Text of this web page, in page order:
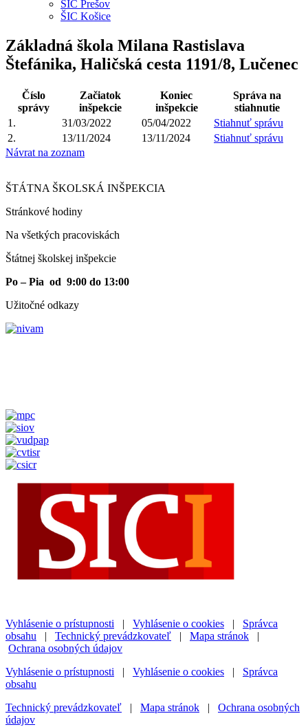
ŠIC Prešov
ŠIC Košice
Základná škola Milana Rastislava
Štefánika, Haličská cesta 1191/8, Lučenec
Číslo
správy
Začiatok
inšpekcie
Koniec
inšpekcie
Správa na
stiahnutie
1.
31/03/2022 05/04/2022
Stiahnuť správu
2.
13/11/2024 13/11/2024
Stiahnuť správu
Návrat na zoznam
ŠTÁTNA ŠKOLSKÁ INŠPEKCIA
Stránkové hodiny​
Na všetkých pracoviskách
Štátnej školskej inšpekcie
Po – Pia od 9:00 do 13:00
Užitočné odkazy
Vyhlásenie o prístupnosti | Vyhlásenie o cookies | Správca
obsahu | Technický prevádzkovateľ | Mapa stránok |
Ochrana osobných údajov
Vyhlásenie o prístupnosti | Vyhlásenie o cookies | Správca
obsahu
Technický prevádzkovateľ | Mapa stránok | Ochrana osobných
údajov